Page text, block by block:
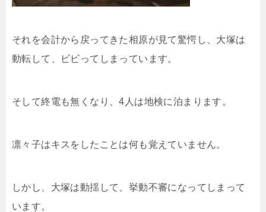
それを会計から戻ってきた相原が見て驚愕し、大塚は
動転して、ビビってしまっています。
そして終電も無くなり、4人は地検に泊まります。
凛々子はキスをしたことは何も覚えていません。
しかし、大塚は動揺して、挙動不審になってしまって
います。